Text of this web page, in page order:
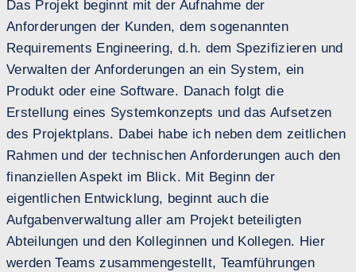
Das Projekt beginnt mit der Aufnahme der
Anforderungen der Kunden, dem sogenannten
Requirements Engineering, d.h. dem Spezifizieren und
Verwalten der Anforderungen an ein System, ein
Produkt oder eine Software. Danach folgt die
Erstellung eines Systemkonzepts und das Aufsetzen
des Projektplans. Dabei habe ich neben dem zeitlichen
Rahmen und der technischen Anforderungen auch den
finanziellen Aspekt im Blick. Mit Beginn der
eigentlichen Entwicklung, beginnt auch die
Aufgabenverwaltung aller am Projekt beteiligten
Abteilungen und den Kolleginnen und Kollegen. Hier
werden Teams zusammengestellt, Teamführungen